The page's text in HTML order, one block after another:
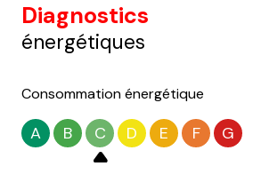
Diagnostics
énergétiques
Consommation énergétique
A B C D E F G